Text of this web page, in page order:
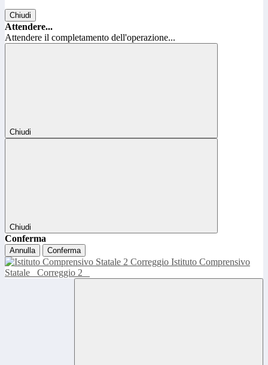
Chiudi
Attendere...
Attendere il completamento dell'operazione...
Chiudi
Chiudi
Conferma
Annulla Conferma
Istituto Comprensivo
Statale
Correggio 2